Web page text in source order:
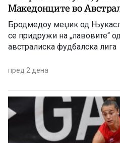
Македонците во
Бродмедоу меџик од
се придружи на „лавовите“
австралиска фудбалска лига
пред 2 дена